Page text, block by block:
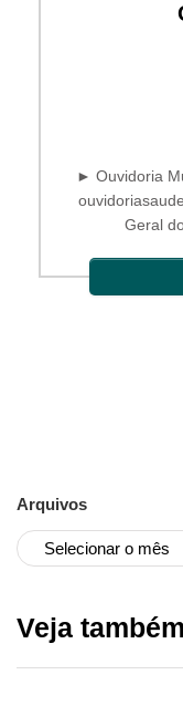
► Ouvidoria
Geral
Arquivos
Veja